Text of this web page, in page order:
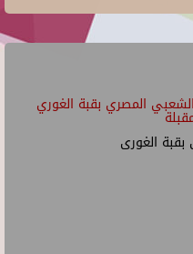
المصري بقبة الغوري
بقبة الغورى